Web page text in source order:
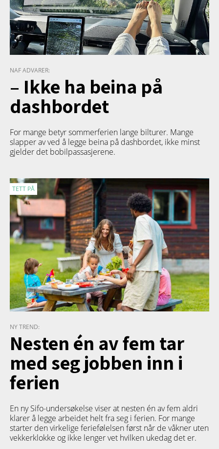
NAF ADVARER:
– Ikke ha beina på
dashbordet
For mange betyr sommerferien lange bilturer. Mange
slapper av ved å legge beina på dashbordet, ikke minst
gjelder det bobilpassasjerene.
TETT PÅ
NY TREND:
Nesten én av fem tar
med seg jobben inn i
ferien
En ny Sifo-undersøkelse viser at nesten én av fem aldri
klarer å legge arbeidet helt fra seg i ferien. For mange
starter den virkelige feriefølelsen først når de våkner uten
vekkerklokke og ikke lenger vet hvilken ukedag det er.